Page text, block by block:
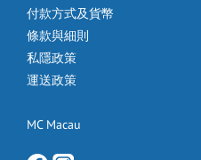
付款方式及貨幣
條款與細則
私隱政策
運送政策
MC Macau